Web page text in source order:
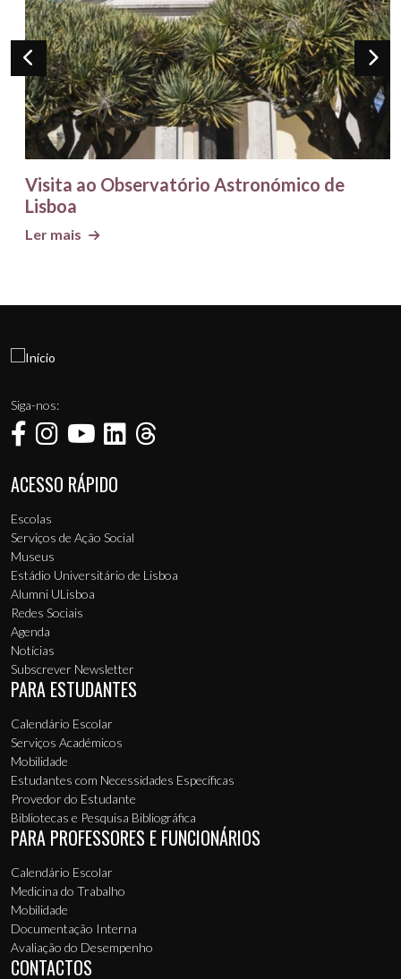
Visita ao Observatório Astronómico de
Lisboa
Ler mais
Siga-nos:
Menu de rodapé
ACESSO RÁPIDO
Escolas
Serviços de Ação Social
Museus
Estádio Universitário de Lisboa
Alumni ULisboa
Redes Sociais
Agenda
Notícias
Subscrever Newsletter
PARA ESTUDANTES
Calendário Escolar
Serviços Académicos
Mobilidade
Estudantes com Necessidades Específicas
Provedor do Estudante
Bibliotecas e Pesquisa Bibliográfica
PARA PROFESSORES E FUNCIONÁRIOS
Calendário Escolar
Medicina do Trabalho
Mobilidade
Documentação Interna
Avaliação do Desempenho
CONTACTOS